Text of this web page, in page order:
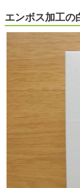
エンボス加工の